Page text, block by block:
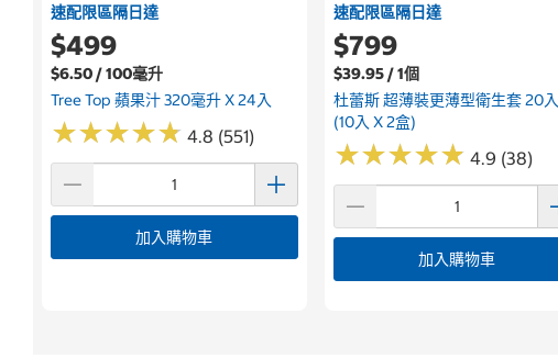
速配限區隔日達
$499
$6.50 / 100毫升
Tree Top 蘋果汁 320毫升 X 24入
★★★★★
★★★★★ 4.8 (551)
加入購物車
速配限區隔日達
$799
$39.95 / 1個
杜蕾斯 超薄裝更薄型衛生套 20入
(10入 X 2盒)
★★★★★
★★★★★ 4.9 (38)
加入購物車